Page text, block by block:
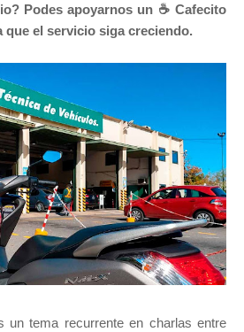
Podes apoyarnos un ☕ Cafecito
que el servicio siga creciendo.
un tema recurrente en charlas entre